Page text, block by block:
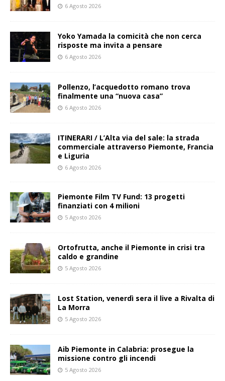
6 Agosto 2026
Yoko Yamada la comicità che non cerca
risposte ma invita a pensare
6 Agosto 2026
Pollenzo, l’acquedotto romano trova
finalmente una “nuova casa”
6 Agosto 2026
ITINERARI / L’Alta via del sale: la strada
commerciale attraverso Piemonte, Francia
e Liguria
6 Agosto 2026
Piemonte Film TV Fund: 13 progetti
finanziati con 4 milioni
5 Agosto 2026
Ortofrutta, anche il Piemonte in crisi tra
caldo e grandine
5 Agosto 2026
Lost Station, venerdì sera il live a Rivalta di
La Morra
5 Agosto 2026
Aib Piemonte in Calabria: prosegue la
missione contro gli incendi
5 Agosto 2026